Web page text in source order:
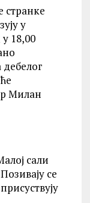
странке
у
18,00
Милан
сали
се